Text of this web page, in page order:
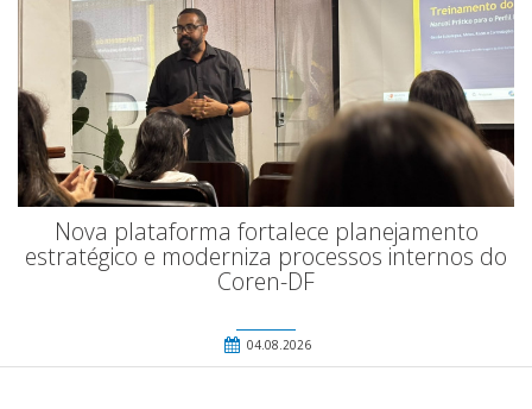
Nova plataforma fortalece planejamento
estratégico e moderniza processos internos do
Coren-DF
04.08.2026